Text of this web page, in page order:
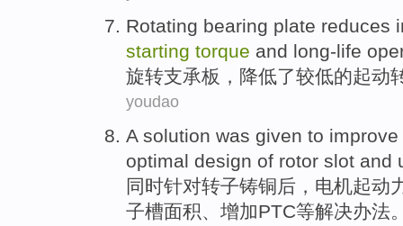
Rotating bearing plate reduces
starting torque and long-life
旋转支承板 ， 降低了较低的起动
youdao
A solution was given to improve
optimal design of rotor slot and
同时针对转子铸铜后，电机起动
子槽面积、 增加PTC等解决办法